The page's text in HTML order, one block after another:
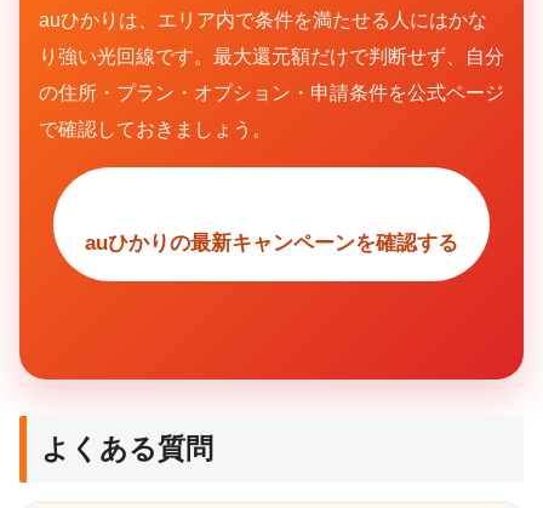
auひかりは、エリア内で条件を満たせる人にはかな
り強い光回線です。最大還元額だけで判断せず、自分
の住所・プラン・オプション・申請条件を公式ページ
で確認しておきましょう。
auひかりの最新キャンペーンを確認する
よくある質問